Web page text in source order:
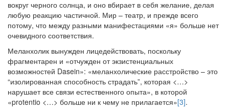
вокруг черного солнца, и оно вбирает в себя желание, делая
любую реакцию частичной. Мир – театр, и прежде всего
потому, что между разными манифестациями «я» больше нет
очевидного соответствия.
Меланхолик вынужден лицедействовать, поскольку
фрагментарен и «отчужден от экзистенциальных
возможностей Dasein»: «меланхолические расстройство – это
“изолированная способность страдать”, которая <…>
нарушает все связи естественного опыта», в которой
«protentio <…> больше ни к чему не прилагается»[3].